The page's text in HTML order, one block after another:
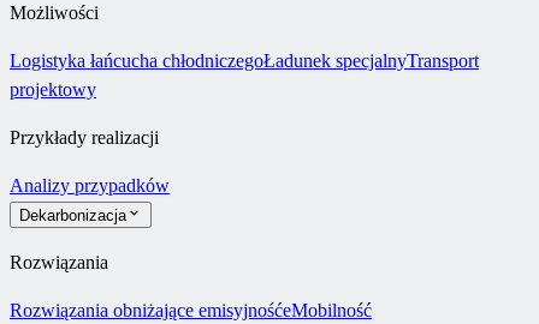
Możliwości
Logistyka łańcucha chłodniczegoŁadunek specjalnyTransport
projektowy
Przykłady realizacji
Analizy przypadków
Dekarbonizacja
Rozwiązania
Rozwiązania obniżające emisyjnośćeMobilność